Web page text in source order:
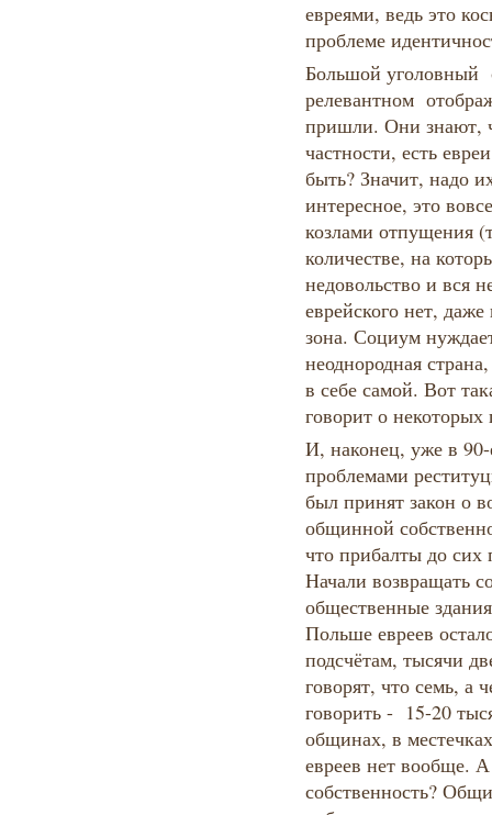
евреями, ведь это
проблеме
Большой уголовный
релевантном
пришли. Они знают,
частности, есть
быть? Значит, надо
интересное, это
козлами отпущения
количестве, на
недовольство и вся
еврейского нет,
зона. Социум
неоднородная
в себе самой. Вот
говорит о некоторых
И, наконец, уже в 90-
проблемами
был принят закон о
общинной
что прибалты до сих
Начали возвращать
общественные
Польше евреев
подсчётам, тысячи
говорят, что семь, а
говорить - 15-20
общинах, в
евреев нет вообще. А
собственность?